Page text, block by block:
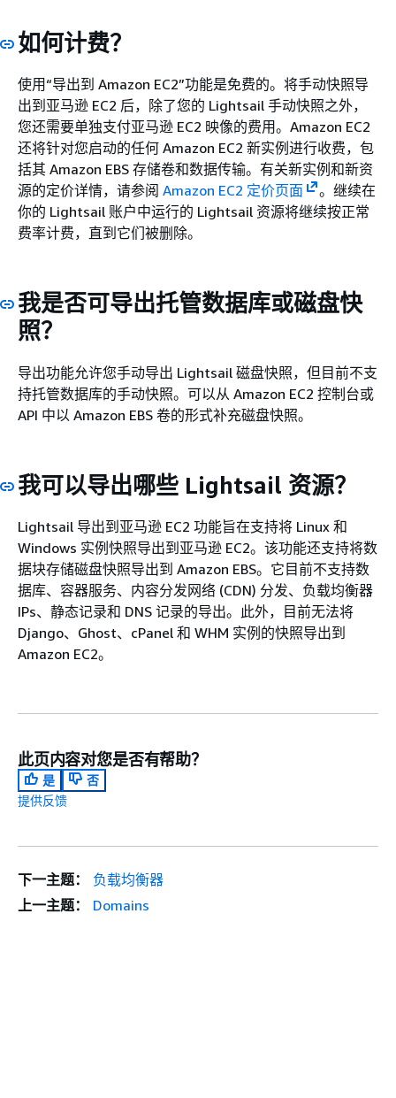
如何计费？
使用“导出到 Amazon EC2”功能是免费的。将手动快照导
出到亚马逊 EC2 后，除了您的 Lightsail 手动快照之外，
您还需要单独支付亚马逊 EC2 映像的费用。Amazon EC2
还将针对您启动的任何 Amazon EC2 新实例进行收费，包
括其 Amazon EBS 存储卷和数据传输。有关新实例和新资
源的定价详情，请参阅 Amazon EC2 定价页面
。继续在
你的 Lightsail 账户中运行的 Lightsail 资源将继续按正常
费率计费，直到它们被删除。
我是否可导出托管数据库或磁盘快
照？
导出功能允许您手动导出 Lightsail 磁盘快照，但目前不支
持托管数据库的手动快照。可以从 Amazon EC2 控制台或
API 中以 Amazon EBS 卷的形式补充磁盘快照。
我可以导出哪些 Lightsail 资源？
Lightsail 导出到亚马逊 EC2 功能旨在支持将 Linux 和
Windows 实例快照导出到亚马逊 EC2。该功能还支持将数
据块存储磁盘快照导出到 Amazon EBS。它目前不支持数
据库、容器服务、内容分发网络 (CDN) 分发、负载均衡器
IPs、静态记录和 DNS 记录的导出。此外，目前无法将
Django、Ghost、cPanel 和 WHM 实例的快照导出到
Amazon EC2。
此页内容对您是否有帮助？
是
否
提供反馈
下一主题：
负载均衡器
上一主题：
Domains